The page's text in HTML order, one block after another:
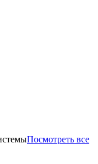
Посмотреть все